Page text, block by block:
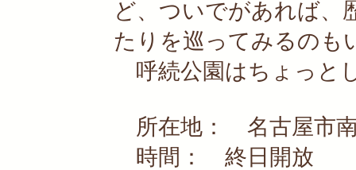
ど、ついでがあれば、
たりを巡ってみるのも
呼続公園はちょっと
所在地： 名古屋市
時間： 終日開放